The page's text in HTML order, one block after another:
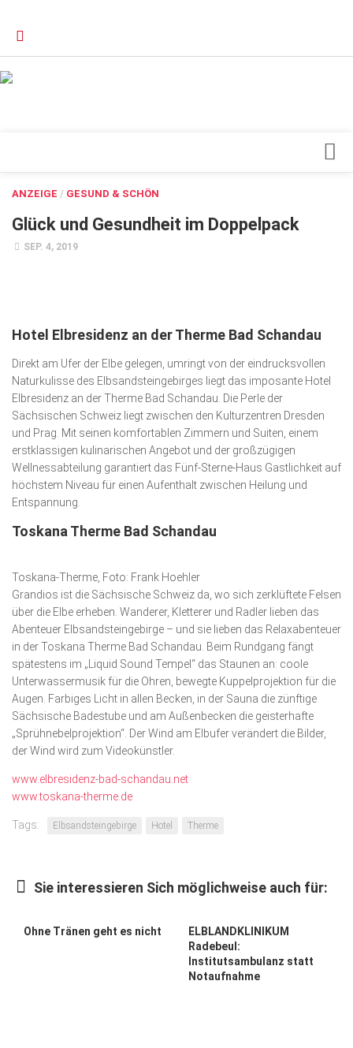
Blick ins Innere
Forschung
Herz & Kreislauf
Special
Wirtschaft, Recht, Finanzen
Zahn, Mund, Kiefer
Forum Gesundheit
Allgemein
Sehen
Innovationen
Kampf gegen Krebs
Lebensart
ANZEIGE / GESUND & SCHÖN
Glück und Gesundheit im Doppelpack
SEP. 4, 2019
Hotel Elbresidenz an der Therme Bad Schandau
Direkt am Ufer der Elbe gelegen, umringt von der eindrucksvollen
Naturkulisse des Elbsandsteingebirges liegt das imposante Hotel
Elbresidenz an der Therme Bad Schandau. Die Perle der
Sächsischen Schweiz liegt zwischen den Kulturzentren Dresden
und Prag. Mit seinen komfortablen Zimmern und Suiten, einem
erstklassigen kulinarischen Angebot und der großzügigen
Wellnessabteilung garantiert das Fünf-Sterne-Haus Gastlichkeit auf
höchstem Niveau für einen Aufenthalt zwischen Heilung und
Entspannung.
Toskana Therme Bad Schandau
Toskana-Therme, Foto: Frank Hoehler
Grandios ist die Sächsische Schweiz da, wo sich zerklüftete Felsen
über die Elbe erheben. Wanderer, Kletterer und Radler lieben das
Abenteuer Elbsandsteingebirge – und sie lieben das Relaxabenteuer
in der Toskana Therme Bad Schandau. Beim Rundgang fängt
spätestens im „Liquid Sound Tempel“ das Staunen an: coole
Unterwassermusik für die Ohren, bewegte Kuppelprojektion für die
Augen. Farbiges Licht in allen Becken, in der Sauna die zünftige
Sächsische Badestube und am Außenbecken die geisterhafte
„Sprühnebelprojektion“. Der Wind am Elbufer verändert die Bilder,
der Wind wird zum Videokünstler.
www.elbresidenz-bad-schandau.net
www.toskana-therme.de
Tags: Elbsandsteingebirge Hotel Therme
Sie interessieren Sich möglichweise auch für:
Ohne Tränen geht es nicht
ELBLANDKLINIKUM
Radebeul:
Institutsambulanz statt
Notaufnahme